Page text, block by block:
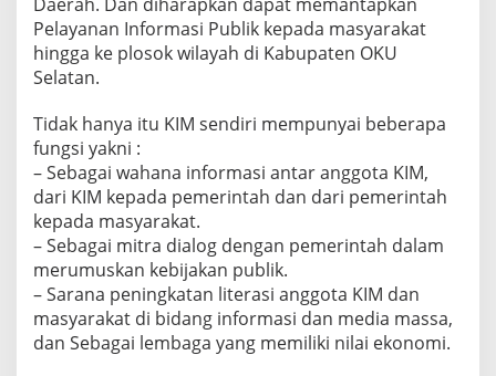
A
N
K
O
O
K
N
O
R
M
A
Pelayanan Informasi Publik kepada masyarakat
hingga ke plosok wilayah di Kabupaten OKU
Selatan.
Tidak hanya itu KIM sendiri mempunyai beberapa
fungsi yakni :
– Sebagai wahana informasi antar anggota KIM,
dari KIM kepada pemerintah dan dari pemerintah
kepada masyarakat.
– Sebagai mitra dialog dengan pemerintah dalam
merumuskan kebijakan publik.
– Sarana peningkatan literasi anggota KIM dan
masyarakat di bidang informasi dan media massa,
dan Sebagai lembaga yang memiliki nilai ekonomi.